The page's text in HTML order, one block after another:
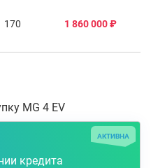
170 1 860 000 ₽
MG 4 EV
кредита
АКТИВНА